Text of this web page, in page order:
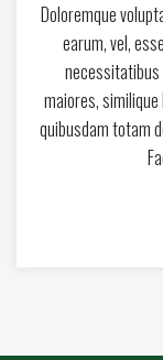
Doloremque
earum, vel,
necessitatibus
maiores,
quibusdam totam